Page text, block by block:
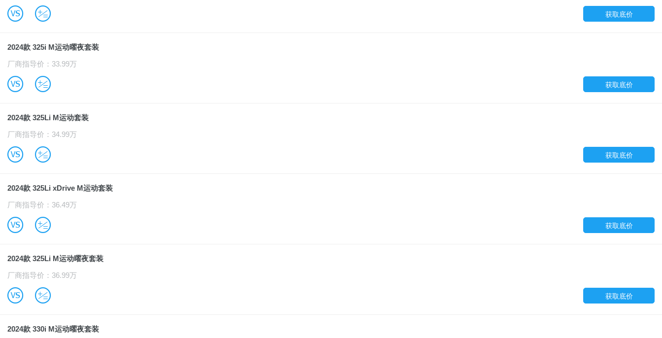
获取底价
B u
2024款 325i M运动曜夜套装
厂商指导价：33.99万
获取底价
B u
2024款 325Li M运动套装
厂商指导价：34.99万
获取底价
B u
2024款 325Li xDrive M运动套装
厂商指导价：36.49万
获取底价
B u
2024款 325Li M运动曜夜套装
厂商指导价：36.99万
获取底价
B u
2024款 330i M运动曜夜套装